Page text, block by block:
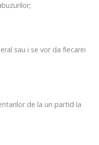
sau i se vor da fiecarei
de la un partid la